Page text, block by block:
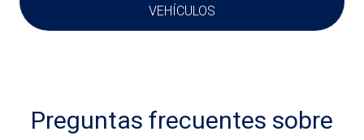
VEHÍCULOS
Preguntas frecuentes sobre